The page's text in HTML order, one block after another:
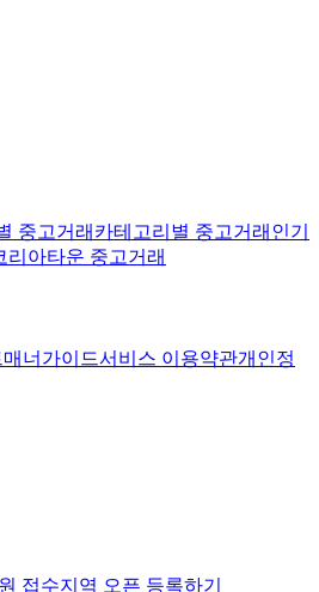
중고거래 카테고리별 중고거래 인기
리아타운 중고거래
매너가이드서비스 이용약관개인정
접수지역 오픈 등록하기